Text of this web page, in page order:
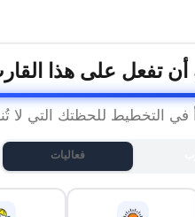
أن تفعل على هذا
في التخطيط للحظتك التي لا
فعاليات